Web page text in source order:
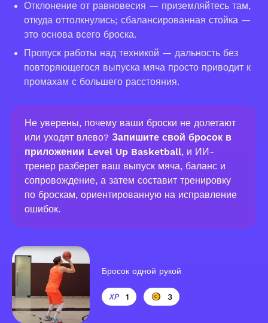
Отклонение от равновесия — приземляйтесь там,
откуда оттолкнулись; сбалансированная стойка —
это основа всего броска.
Пропуск работы над техникой — дальность без
повторяющегося выпуска мяча просто приводит к
промахам с большего расстояния.
Не уверены, почему ваши броски не долетают
или уходят влево? Запишите свой бросок в
приложении Level Up Basketball, и ИИ-
тренер разберет ваш выпуск мяча, баланс и
сопровождение, а затем составит тренировку
по броскам, ориентированную на исправление
ошибок.
Бросок одной рукой
1 3